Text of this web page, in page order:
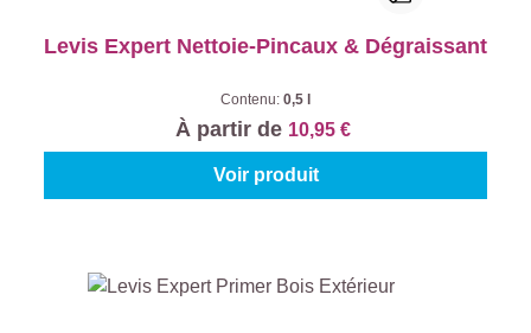
Levis Expert Nettoie-Pincaux & Dégraissant
Contenu: 0,5 l
À partir de 10,95 €
Voir produit